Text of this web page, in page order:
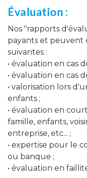
Évaluation :
Nos "rapports
payants et peuvent
suivantes :
• évaluation en cas
• évaluation en cas
• valorisation lors
enfants ;
• évaluation en
famille, enfants,
entreprise, etc... ;
• expertise pour le
ou banque ;
• évaluation en